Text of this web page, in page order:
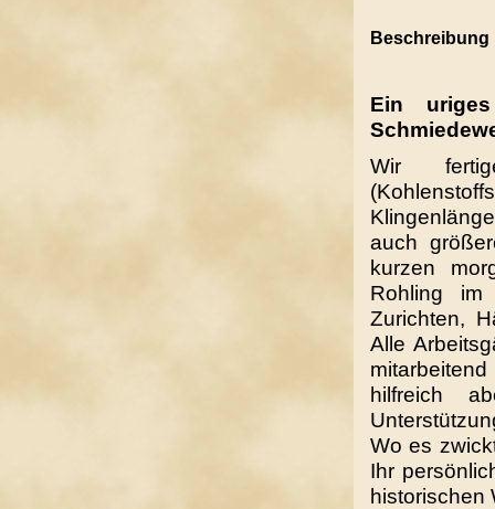
Beschreibung
Ein
Wir
auch
kurzen
Rohling im
Zurichten,
Alle
hilfreich
Wo es
Ihr
historischen